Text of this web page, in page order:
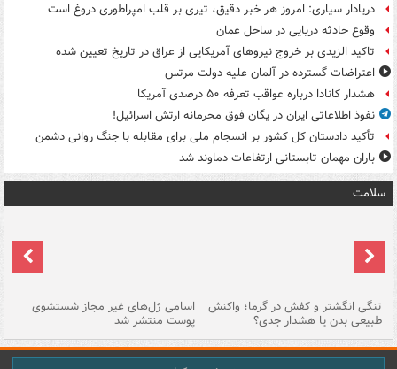
دریادار سیاری: امروز هر خبر دقیق، تیری بر قلب امپراطوری دروغ است
وقوع حادثه دریایی در ساحل عمان
تاکید الزیدی بر خروج نیروهای آمریکایی از عراق در تاریخ تعیین شده
اعتراضات گسترده در آلمان علیه دولت مرتس
هشدار کانادا درباره عواقب تعرفه ۵۰ درصدی آمریکا
نفوذ اطلاعاتی ایران در یگان فوق محرمانه ارتش اسرائیل!
تأکید دادستان کل کشور بر انسجام ملی برای مقابله با جنگ روانی دشمن
باران مهمان تابستانی ارتفاعات دماوند شد
سلامت
تنگی انگشتر و کفش در گرما؛ واکنش
طبیعی بدن یا هشدار جدی؟
اسامی ژل‌های غیر مجاز شستشوی
پوست منتشر شد